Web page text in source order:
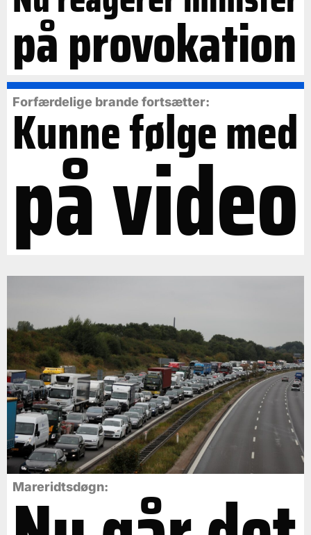
på provokation
Forfærdelige brande fortsætter:
Kunne følge med
på video
Mareridtsdøgn: